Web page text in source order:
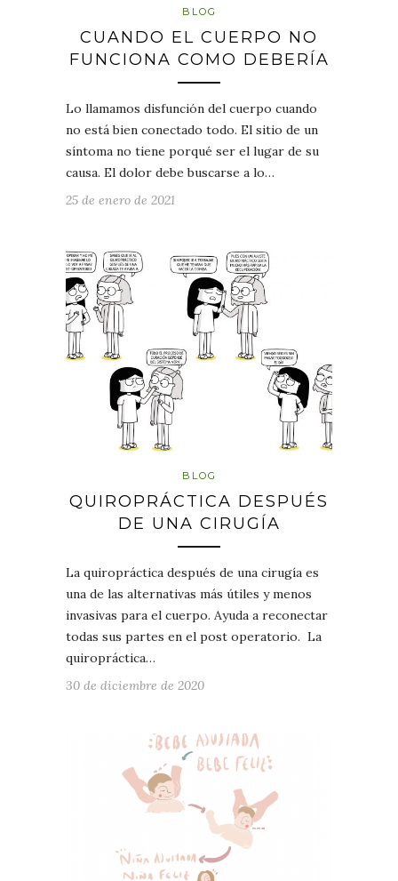
BLOG
CUANDO EL CUERPO NO
FUNCIONA COMO DEBERÍA
Lo llamamos disfunción del cuerpo cuando
no está bien conectado todo. El sitio de un
síntoma no tiene porqué ser el lugar de su
causa. El dolor debe buscarse a lo…
25 de enero de 2021
BLOG
QUIROPRÁCTICA DESPUÉS
DE UNA CIRUGÍA
La quiropráctica después de una cirugía es
una de las alternativas más útiles y menos
invasivas para el cuerpo. Ayuda a reconectar
todas sus partes en el post operatorio. La
quiropráctica…
30 de diciembre de 2020